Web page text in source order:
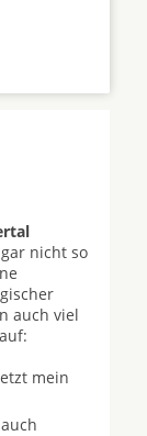
nicht so
auch viel
mein